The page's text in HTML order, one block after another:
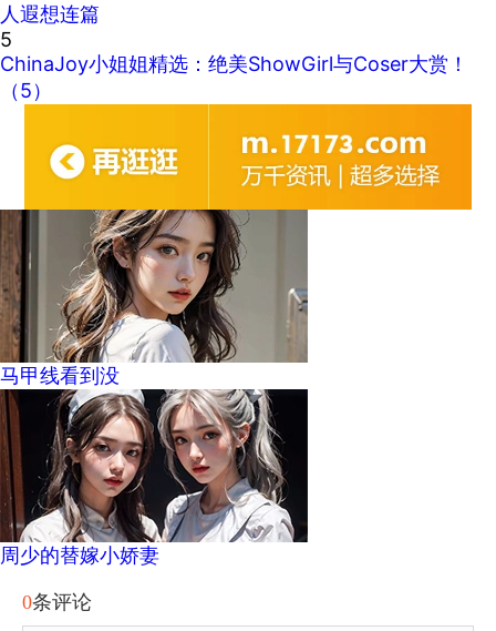
人遐想连篇
5
ChinaJoy小姐姐精选：绝美ShowGirl与Coser大赏！
（5）
马甲线看到没
周少的替嫁小娇妻
0条评论